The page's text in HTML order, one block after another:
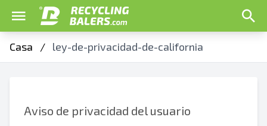
Casa / ley-de-privacidad-de-california
Aviso de privacidad del usuario